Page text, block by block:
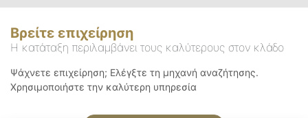
Βρείτε επιχείρηση
Η κατάταξη περιλαμβάνει τους καλύτερους στον κλάδο
Ψάχνετε επιχείρηση; Ελέγξτε τη μηχανή αναζήτησης.
Χρησιμοποιήστε την καλύτερη υπηρεσία